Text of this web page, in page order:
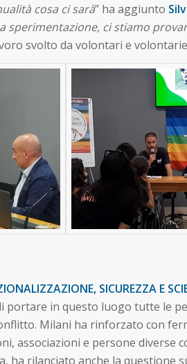
cosa ci sarà” ha aggiunto
sperimentazione, ci stiamo
svolto da volontari e
SICUREZZA E
portare in questo luogo tutte le
Milani ha rinforzato con
associazioni e persone diverse
ha rilanciato anche la questione